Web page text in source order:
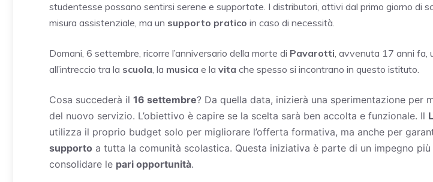
studentesse possano sentirsi serene e supportate. I distributori, attivi dal primo giorno di
misura assistenziale, ma un supporto pratico in caso di necessità.
Domani, 6 settembre, ricorre l’anniversario della morte di Pavarotti, avvenuta 17 anni fa,
all’intreccio tra la scuola, la musica e la vita che spesso si incontrano in questo istituto.
Cosa succederà il 16 settembre? Da quella data, inizierà una sperimentazione per
del nuovo servizio. L’obiettivo è capire se la scelta sarà ben accolta e funzionale. Il
utilizza il proprio budget solo per migliorare l’offerta formativa, ma anche per
supporto a tutta la comunità scolastica. Questa iniziativa è parte di un impegno
consolidare le pari opportunità.